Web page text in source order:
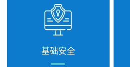
基础安全